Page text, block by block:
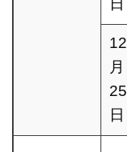
日
12
月
25
日